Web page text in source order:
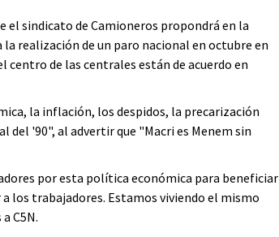
el sindicato de Camioneros propondrá en la
realización de un paro nacional en octubre en
de las centrales están de acuerdo en
la inflación, los despidos, la precarización
'90", al advertir que "Macri es Menem sin
por esta política económica para beneficiar
los trabajadores. Estamos viviendo el mismo
C5N.